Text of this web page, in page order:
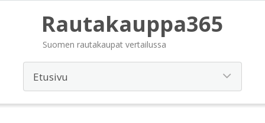
Rautakauppa365
Suomen rautakaupat vertailussa